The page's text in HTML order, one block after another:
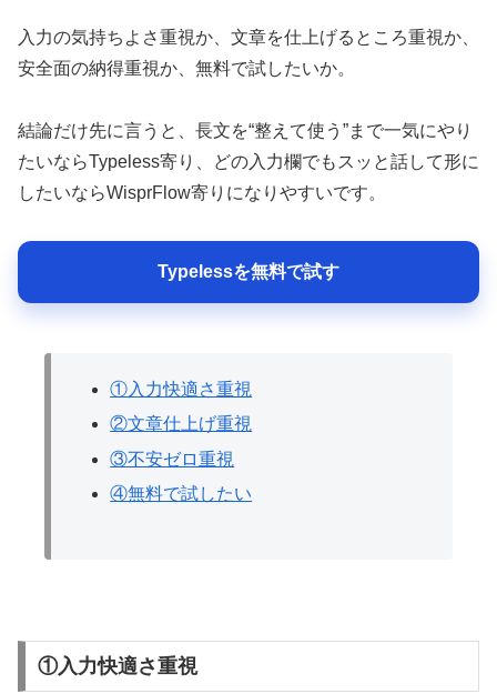
入力の気持ちよさ重視か、文章を仕上げるところ重視か、
安全面の納得重視か、無料で試したいか。
結論だけ先に言うと、長文を“整えて使う”まで一気にやり
たいならTypeless寄り、どの入力欄でもスッと話して形に
したいならWisprFlow寄りになりやすいです。
Typelessを無料で試す
①入力快適さ重視
②文章仕上げ重視
③不安ゼロ重視
④無料で試したい
①入力快適さ重視